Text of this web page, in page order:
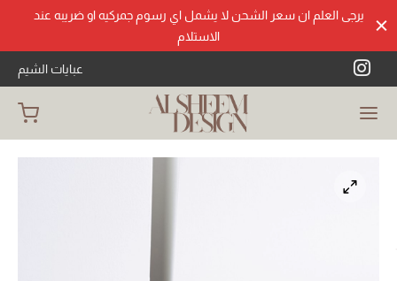
يرجى العلم ان سعر الشحن لا يشمل اي رسوم جمركيه او ضريبه عند
الاستلام
عبايات الشيم